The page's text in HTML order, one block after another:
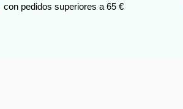
con pedidos superiores a 65 €